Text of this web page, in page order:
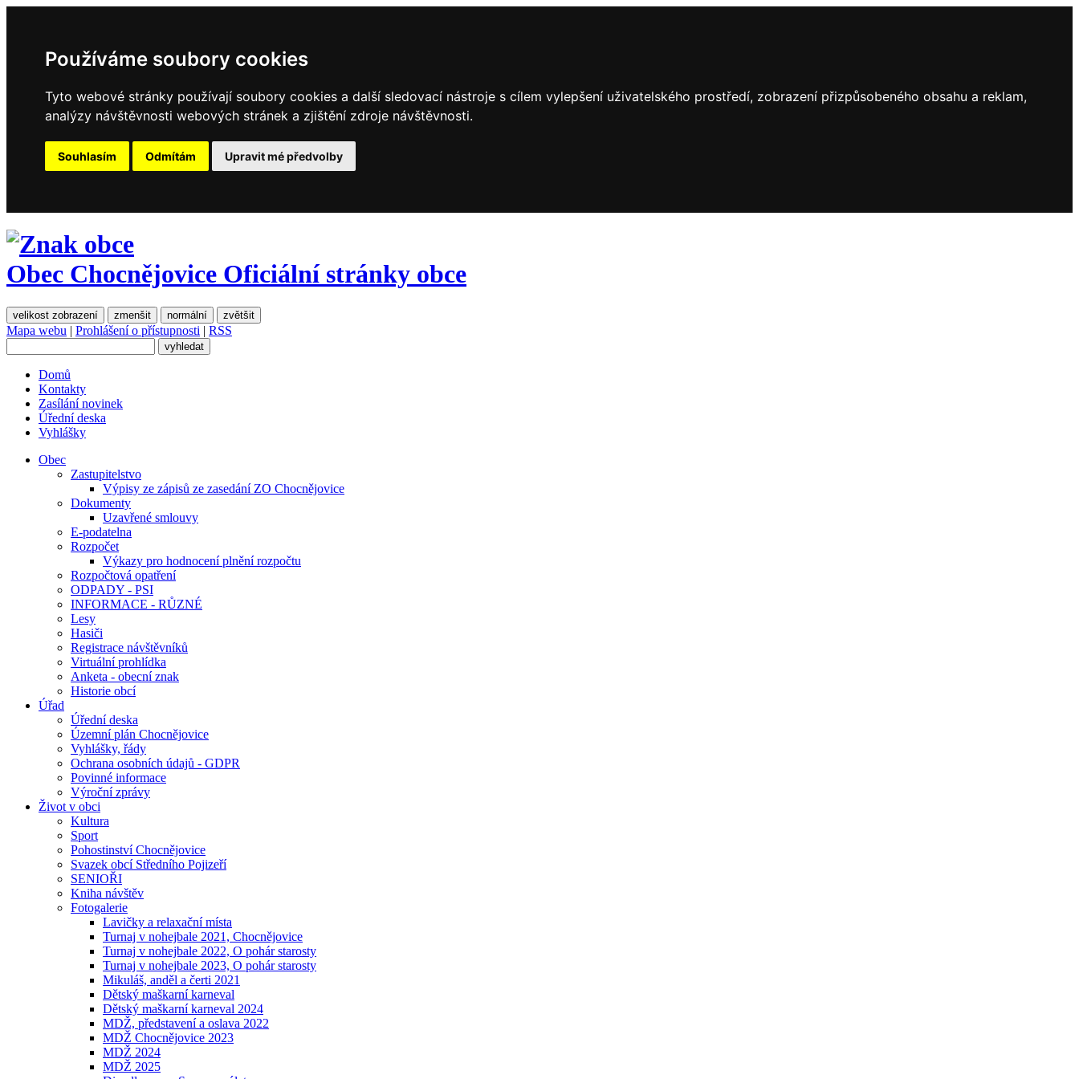
Používáme soubory cookies
Tyto webové stránky používají soubory cookies a další sledovací nástroje s cílem vylepšení uživatelského prostředí, zobrazení přizpůsobeného obsahu a reklam,
analýzy návštěvnosti webových stránek a zjištění zdroje návštěvnosti.
Souhlasím Odmítám Upravit mé předvolby
Obec Chocnějovice Oficiální stránky obce
velikost zobrazení zmenšit normální zvětšit
Mapa webu | Prohlášení o přístupnosti | RSS
Domů
Kontakty
Zasílání novinek
Úřední deska
Vyhlášky
Obec
Zastupitelstvo
Výpisy ze zápisů ze zasedání ZO Chocnějovice
Dokumenty
Uzavřené smlouvy
E-podatelna
Rozpočet
Výkazy pro hodnocení plnění rozpočtu
Rozpočtová opatření
ODPADY - PSI
INFORMACE - RŮZNÉ
Lesy
Hasiči
Registrace návštěvníků
Virtuální prohlídka
Anketa - obecní znak
Historie obcí
Úřad
Úřední deska
Územní plán Chocnějovice
Vyhlášky, řády
Ochrana osobních údajů - GDPR
Povinné informace
Výroční zprávy
Život v obci
Kultura
Sport
Pohostinství Chocnějovice
Svazek obcí Středního Pojizeří
SENIOŘI
Kniha návštěv
Fotogalerie
Lavičky a relaxační místa
Turnaj v nohejbale 2021, Chocnějovice
Turnaj v nohejbale 2022, O pohár starosty
Turnaj v nohejbale 2023, O pohár starosty
Mikuláš, anděl a čerti 2021
Dětský maškarní karneval
Dětský maškarní karneval 2024
MDŽ, představení a oslava 2022
MDŽ Chocnějovice 2023
MDŽ 2024
MDŽ 2025